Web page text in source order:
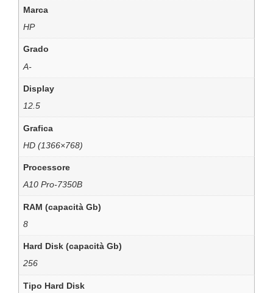
Marca
HP
Grado
A-
Display
12.5
Grafica
HD (1366×768)
Processore
A10 Pro-7350B
RAM (capacità Gb)
8
Hard Disk (capacità Gb)
256
Tipo Hard Disk